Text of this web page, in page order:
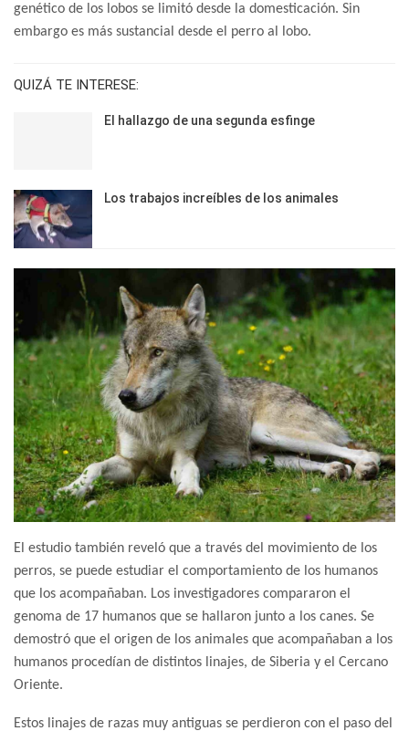
genético de los lobos se limitó desde la domesticación. Sin
embargo es más sustancial desde el perro al lobo.
QUIZÁ TE INTERESE:
El hallazgo de una segunda esfinge
Los trabajos increíbles de los animales
El estudio también reveló que a través del movimiento de los
perros, se puede estudiar el comportamiento de los humanos
que los acompañaban. Los investigadores compararon el
genoma de 17 humanos que se hallaron junto a los canes. Se
demostró que el origen de los animales que acompañaban a los
humanos procedían de distintos linajes, de Siberia y el Cercano
Oriente.
Estos linajes de razas muy antiguas se perdieron con el paso del